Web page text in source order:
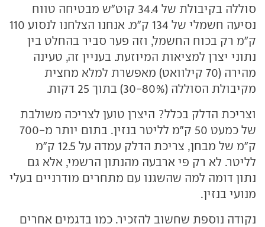
סוללה בקיבולת של 34.4 קוט"ש מבטיחה טווח
נסיעה חשמלי של 134 ק"מ. אנחנו הצלחנו לנסוע 110
ק"מ רק בכוח החשמל, וזה פער סביר בהחלט בין
נתוני יצרן למציאות המיוזעת. בעניין זה, טעינה
מהירה (70 קילוואט) מאפשרת למלא מחצית
מקיבולת הסוללה (30-80%) בתוך 25 דקות.
וצריכת הדלק בכלל? היצרן טוען לצריכה משולבת
של כמעט 50 ק"מ לליטר בנזין. בתום יותר מ-700
ק"מ של מבחן, צריכת הדלק עמדה על 12.5 ק"מ
לליטר. לא רק פי ארבעה מהנתון הרשמי, אלא גם
נתון דומה למה שהשגנו עם מתחרים מודרניים בעלי
מנועי בנזין.
נקודה נוספת שחשוב להזכיר. כמו בדגמים אחרים